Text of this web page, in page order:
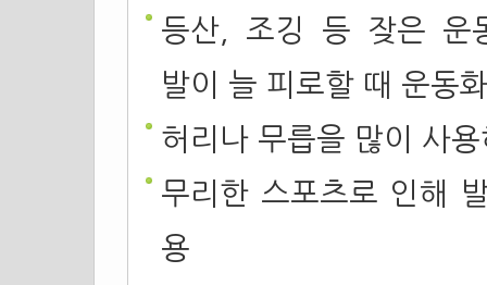
등산, 조깅 등 잦은 운
발이 늘 피로할 때 운동
허리나 무릅을 많이 사
무리한 스포츠로 인해
용